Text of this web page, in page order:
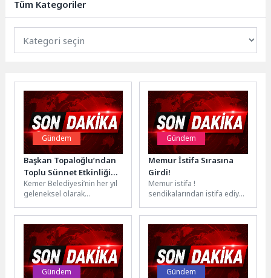
Tüm Kategoriler
Gündem
Başkan Topaloğlu’ndan
Toplu Sünnet Etkinliğine
Ziyaret
Kemer Belediyesi’nin her yıl
geleneksel olarak
etkinliği kapsamında
çocukların sünnet işlemleri
Antalya...
Gündem
Memur İstifa Sırasına
Girdi!
Memur istifa !
sendikalarından istifa ediyor.
görüşmelerinde çok düşük
bir maaş zammı alan...
Gündem Gündem